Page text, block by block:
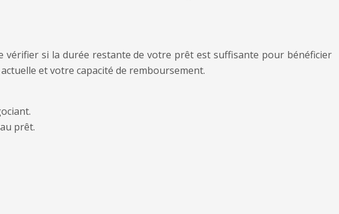
si la durée restante de votre prêt est suffisante pour bénéficier
et votre capacité de remboursement.
prêt.